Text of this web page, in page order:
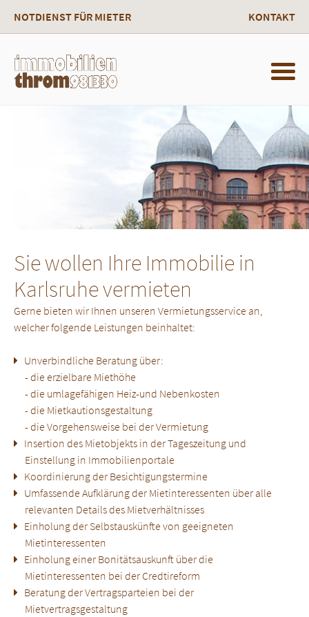
NOTDIENST FÜR MIETER KONTAKT
Sie wollen Ihre Immobilie in
Karlsruhe vermieten
Gerne bieten wir Ihnen unseren Vermietungsservice an,
welcher folgende Leistungen beinhaltet:
Unverbindliche Beratung über:
- die erzielbare Miethöhe
- die umlagefähigen Heiz-und Nebenkosten
- die Mietkautionsgestaltung
- die Vorgehensweise bei der Vermietung
Insertion des Mietobjekts in der Tageszeitung und
Einstellung in Immobilienportale
Koordinierung der Besichtigungstermine
Umfassende Aufklärung der Mietinteressenten über alle
relevanten Details des Mietverhältnisses
Einholung der Selbstauskünfte von geeigneten
Mietinteressenten
Einholung einer Bonitätsauskunft über die
Mietinteressenten bei der Credtireform
Beratung der Vertragsparteien bei der
Mietvertragsgestaltung